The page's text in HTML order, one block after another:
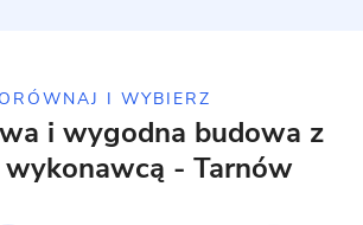
I WYBIERZ
i wygodna budowa z
- Tarnów